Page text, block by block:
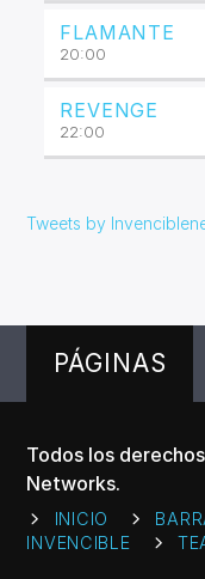
FLAMANTE
20:00
REVENGE
22:00
Tweets by
PÁGINAS
Todos los
Networks.
INICIO
INVENCIBLE